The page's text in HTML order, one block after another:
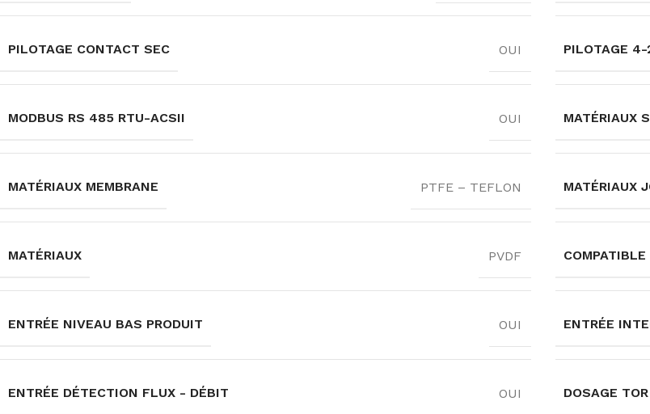
PILOTAGE CONTACT SEC OUI PILOTAGE
MODBUS RS 485 RTU-ACSII OUI MATÉRIAUX
MATÉRIAUX MEMBRANE PTFE – TEFLON MATÉRIAUX
MATÉRIAUX PVDF
ENTRÉE NIVEAU BAS PRODUIT OUI ENTRÉE
ENTRÉE DÉTECTION FLUX - DÉBIT OUI DOSAGE